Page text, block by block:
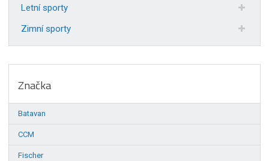
Letní sporty
Zimní sporty
Značka
Batavan
CCM
Fischer